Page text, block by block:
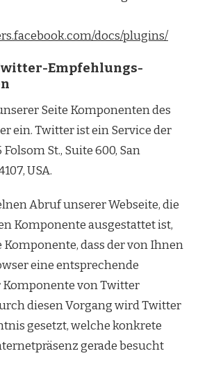
docs/plugins/
Empfehlungs-
Seite Komponenten des
ein. Twitter ist ein Service der
St., Suite 600, San
USA.
Abruf unserer Webseite, die
Komponente ausgestattet ist,
Komponente, dass der von Ihnen
eine entsprechende
Komponente von Twitter
diesen Vorgang wird Twitter
gesetzt, welche konkrete
gerade besucht